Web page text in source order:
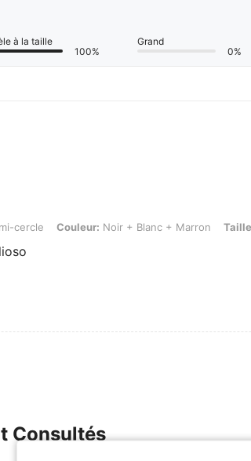
à la taille
100%
Grand
0%
Boucle dorée en demi-cercle, Couleur: Noir +
cercle Couleur: Noir + Blanc + Marron
Consultés